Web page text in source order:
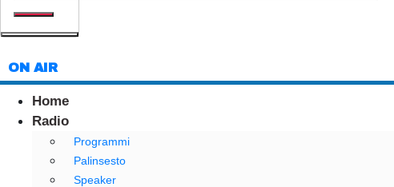
ON AIR
Home
Radio
Programmi
Palinsesto
Speaker